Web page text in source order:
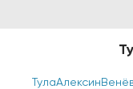
ТулаАлексин